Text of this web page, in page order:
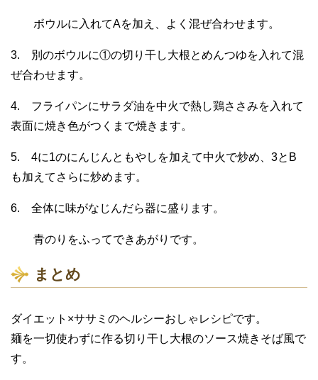
ボウルに入れてAを加え、よく混ぜ合わせます。
3. 別のボウルに①の切り干し大根とめんつゆを入れて混
ぜ合わせます。
4. フライパンにサラダ油を中火で熱し鶏ささみを入れて
表面に焼き色がつくまで焼きます。
5. 4に1のにんじんともやしを加えて中火で炒め、3とB
も加えてさらに炒めます。
6. 全体に味がなじんだら器に盛ります。
青のりをふってできあがりです。
まとめ
ダイエット×ササミのヘルシーおしゃレシピです。
麺を一切使わずに作る切り干し大根のソース焼きそば風で
す。